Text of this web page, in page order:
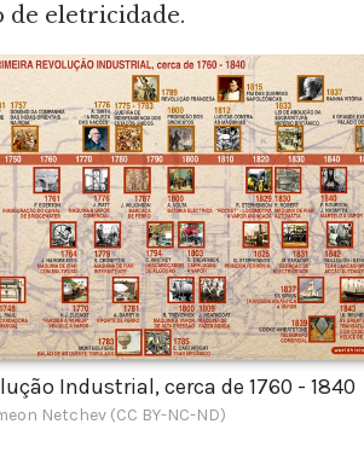
de eletricidade.
Industrial, cerca de 1760 - 1840
Netchev (CC BY-NC-ND)